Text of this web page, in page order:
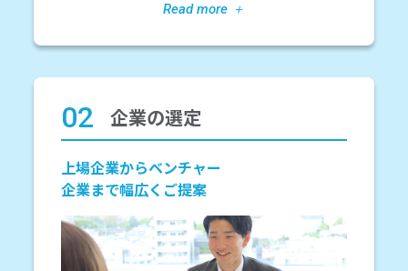
02 企業の選定
上場企業からベンチャー
企業まで幅広くご提案